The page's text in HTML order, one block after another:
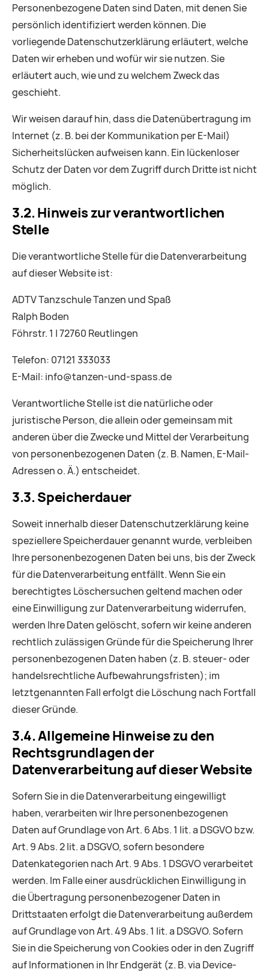
Personenbezogene Daten sind Daten, mit denen Sie
persönlich identifiziert werden können. Die
vorliegende Datenschutzerklärung erläutert, welche
Daten wir erheben und wofür wir sie nutzen. Sie
erläutert auch, wie und zu welchem Zweck das
geschieht.
Wir weisen darauf hin, dass die Datenübertragung im
Internet (z. B. bei der Kommunikation per E-Mail)
Sicherheitslücken aufweisen kann. Ein lückenloser
Schutz der Daten vor dem Zugriff durch Dritte ist nicht
möglich.
3.2. Hinweis zur verantwortlichen
Stelle
Die verantwortliche Stelle für die Datenverarbeitung
auf dieser Website ist:
ADTV Tanzschule Tanzen und Spaß
Ralph Boden
Föhrstr. 1 | 72760 Reutlingen
Telefon: 07121 333033
E-Mail: info@tanzen-und-spass.de
Verantwortliche Stelle ist die natürliche oder
juristische Person, die allein oder gemeinsam mit
anderen über die Zwecke und Mittel der Verarbeitung
von personenbezogenen Daten (z. B. Namen, E-Mail-
Adressen o. Ä.) entscheidet.
3.3. Speicherdauer
Soweit innerhalb dieser Datenschutzerklärung keine
speziellere Speicherdauer genannt wurde, verbleiben
Ihre personenbezogenen Daten bei uns, bis der Zweck
für die Datenverarbeitung entfällt. Wenn Sie ein
berechtigtes Löschersuchen geltend machen oder
eine Einwilligung zur Datenverarbeitung widerrufen,
werden Ihre Daten gelöscht, sofern wir keine anderen
rechtlich zulässigen Gründe für die Speicherung Ihrer
personenbezogenen Daten haben (z. B. steuer- oder
handelsrechtliche Aufbewahrungsfristen); im
letztgenannten Fall erfolgt die Löschung nach Fortfall
dieser Gründe.
3.4. Allgemeine Hinweise zu den
Rechtsgrundlagen der
Datenverarbeitung auf dieser Website
Sofern Sie in die Datenverarbeitung eingewilligt
haben, verarbeiten wir Ihre personenbezogenen
Daten auf Grundlage von Art. 6 Abs. 1 lit. a DSGVO bzw.
Art. 9 Abs. 2 lit. a DSGVO, sofern besondere
Datenkategorien nach Art. 9 Abs. 1 DSGVO verarbeitet
werden. Im Falle einer ausdrücklichen Einwilligung in
die Übertragung personenbezogener Daten in
Drittstaaten erfolgt die Datenverarbeitung außerdem
auf Grundlage von Art. 49 Abs. 1 lit. a DSGVO. Sofern
Sie in die Speicherung von Cookies oder in den Zugriff
auf Informationen in Ihr Endgerät (z. B. via Device-